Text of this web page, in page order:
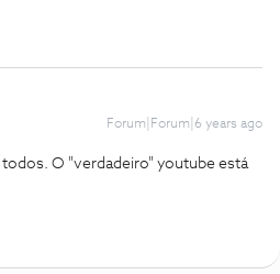
Forum|Forum|6 years ago
todos. O "verdadeiro" youtube está